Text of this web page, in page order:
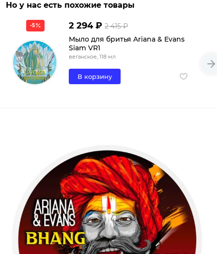
Но у нас есть похожие товары
-5 2 294 ₽ 2 415 ₽
Мыло для бритья Ariana & Evans
Siam VR1
веганское, 118 мл
В корзину